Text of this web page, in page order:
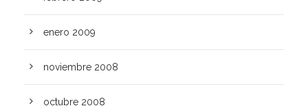
enero 2009
noviembre 2008
octubre 2008